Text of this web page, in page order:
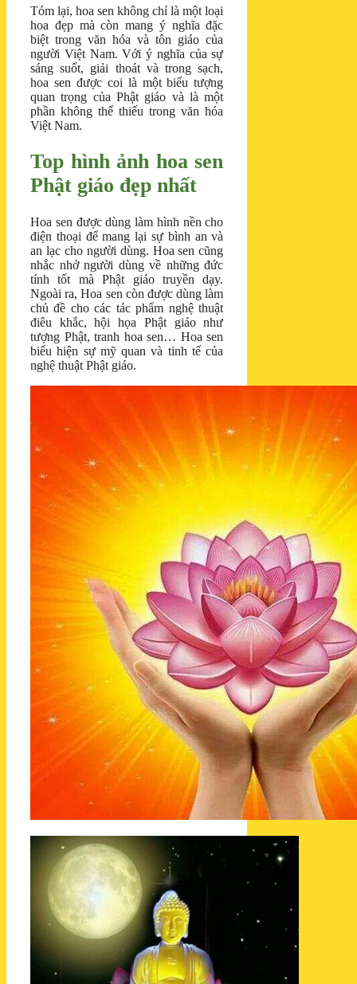
Tóm lại, hoa sen không chỉ là một loại
hoa đẹp mà còn mang ý nghĩa đặc
biệt trong văn hóa và tôn giáo của
người Việt Nam. Với ý nghĩa của sự
sáng suốt, giải thoát và trong sạch,
hoa sen được coi là một biểu tượng
quan trọng của Phật giáo và là một
phần không thể thiếu trong văn hóa
Việt Nam.
Top hình ảnh hoa sen
Phật giáo đẹp nhất
Hoa sen được dùng làm hình nền cho
điện thoại để mang lại sự bình an và
an lạc cho người dùng. Hoa sen cũng
nhắc nhở người dùng về những đức
tính tốt mà Phật giáo truyền dạy.
Ngoài ra, Hoa sen còn được dùng làm
chủ đề cho các tác phẩm nghệ thuật
điêu khắc, hội họa Phật giáo như
tượng Phật, tranh hoa sen… Hoa sen
biểu hiện sự mỹ quan và tinh tế của
nghệ thuật Phật giáo.